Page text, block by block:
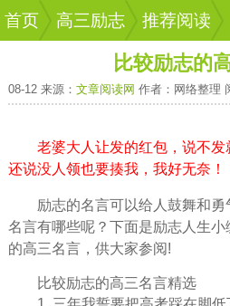
首页 高三励志 推荐阅读
比较励志的
08-12 来源： 文章阅读网 作者：网络整理
老婆大人让发的红包，说不发
还说没人领也要揍我，我好无奈！
励志的名言可以给人鼓舞和
名言有哪些呢？下面是励志人生小
的高三名言，供大家参阅!
比较励志的高三名言精选